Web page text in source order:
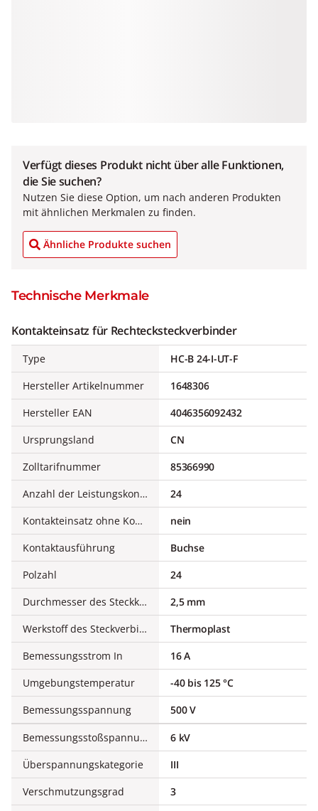
Verfügt dieses Produkt nicht über alle Funktionen,
die Sie suchen?
Nutzen Sie diese Option, um nach anderen Produkten
mit ähnlichen Merkmalen zu finden.
Ähnliche Produkte suchen
Technische Merkmale
Kontakteinsatz für Rechtecksteckverbinder
Type
HC-B 24-I-UT-F
Hersteller Artikelnummer
1648306
Hersteller EAN
4046356092432
Ursprungsland
CN
Zolltarifnummer
85366990
Anzahl der Leistungskontakte
24
Kontakteinsatz ohne Kontakte
nein
Kontaktausführung
Buchse
Polzahl
24
Durchmesser des Steckkontaktes
2,5 mm
Werkstoff des Steckverbindereinsatzes
Thermoplast
Bemessungsstrom In
16 A
Umgebungstemperatur
-40 bis 125 °C
Bemessungsspannung
500 V
Bemessungsstoßspannung
6 kV
Überspannungskategorie
III
Verschmutzungsgrad
3